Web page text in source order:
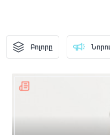
Բոլորը